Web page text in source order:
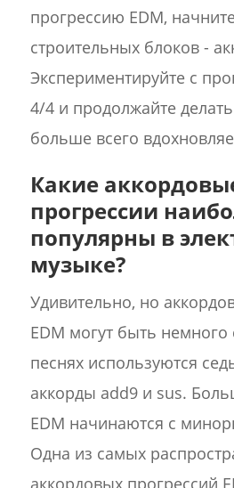
прогрессию EDM,
строительных блоков -
Экспериментируйте с
4/4 и продолжайте
больше всего
Какие
прогрессии
популярны в
музыке?
Удивительно, но
EDM могут быть немного
песнях используются
аккорды add9 и sus.
EDM начинаются с
Одна из самых
аккордовых прогрессий